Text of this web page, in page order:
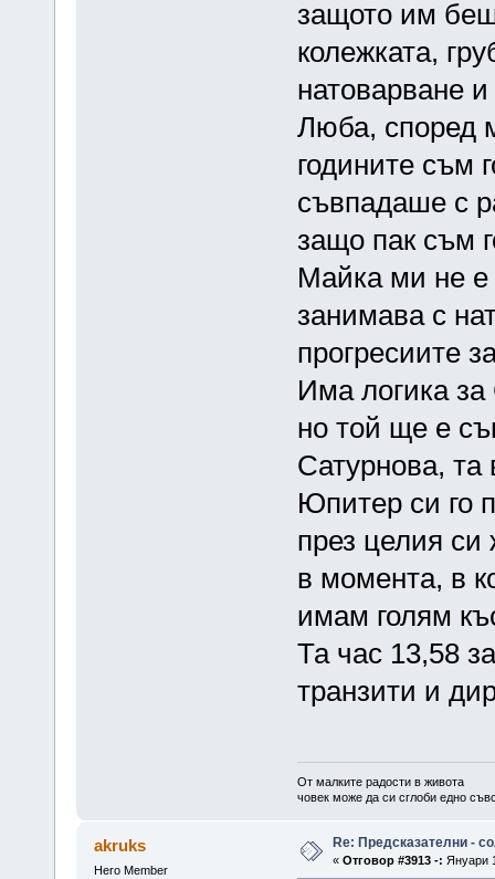
защото им
колежката,
натоварване и
Люба, според
годините съм
съвпадаше с
защо пак съм
Майка ми не е
занимава с
прогресиите
Има логика
но той ще е
Сатурнова, та
Юпитер си го
през целия
в момента, в
имам голям
Та час 13,58
транзити и
От малките радости в живота
човек може да си сглоби едно
akruks
Hero Member
Re: Предсказателни -
« Отговор #3913 -: Януари